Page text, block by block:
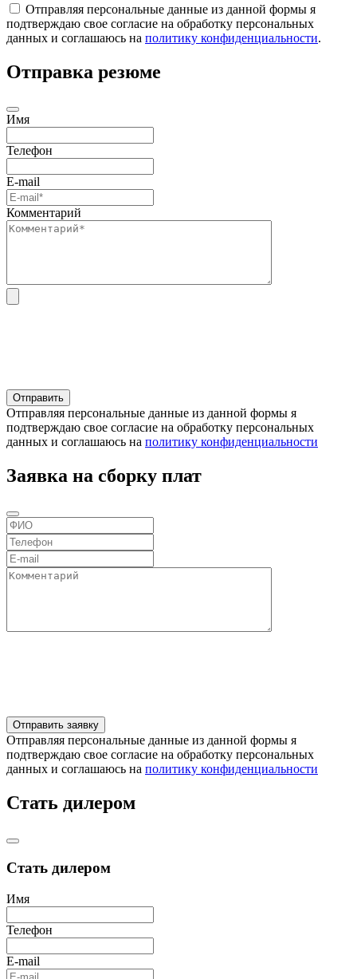
Отправляя персональные данные из данной формы я
подтверждаю свое согласие на обработку персональных
данных и соглашаюсь на политику конфиденциальности.
Отправка резюме
Имя
Телефон
E-mail
Комментарий
Отправляя персональные данные из данной формы я
подтверждаю свое согласие на обработку персональных
данных и соглашаюсь на политику конфиденциальности
Заявка на сборку плат
Отправляя персональные данные из данной формы я
подтверждаю свое согласие на обработку персональных
данных и соглашаюсь на политику конфиденциальности
Стать дилером
Стать дилером
Имя
Телефон
E-mail